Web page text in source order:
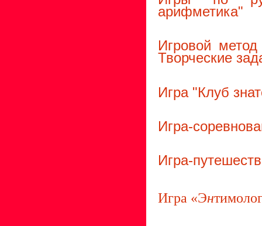
арифметика"
Игровой
Творческие
Игра "Клуб
Игра-
Игра-
Игра «Эн